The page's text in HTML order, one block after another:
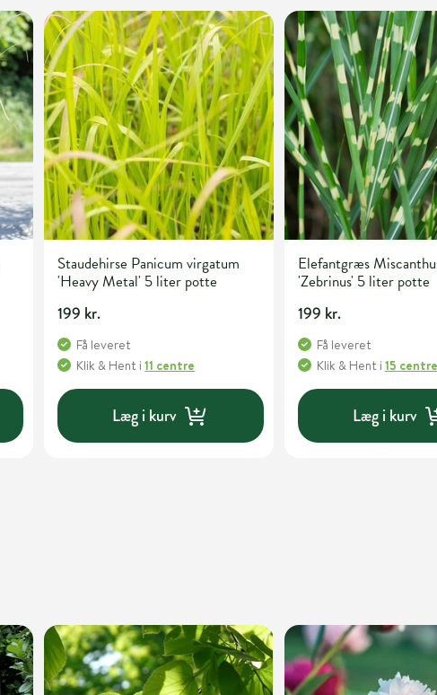
Staudehirse Panicum virgatum
'Heavy Metal' 5 liter potte
199 kr.
Få leveret
Klik & Hent i11 centre
Læg i kurv
Elefantgræs
'Zebrinus' 5 liter potte
199 kr.
Få leveret
Klik & Hent i 15 centre
Læg i kurv